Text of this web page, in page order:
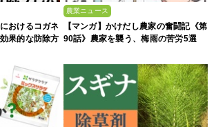
おけるコガネ
果的な防除方
農業ニュース
【マンガ】かけだし農家の奮闘記《第
90話》農家を襲う、梅雨の苦労5選